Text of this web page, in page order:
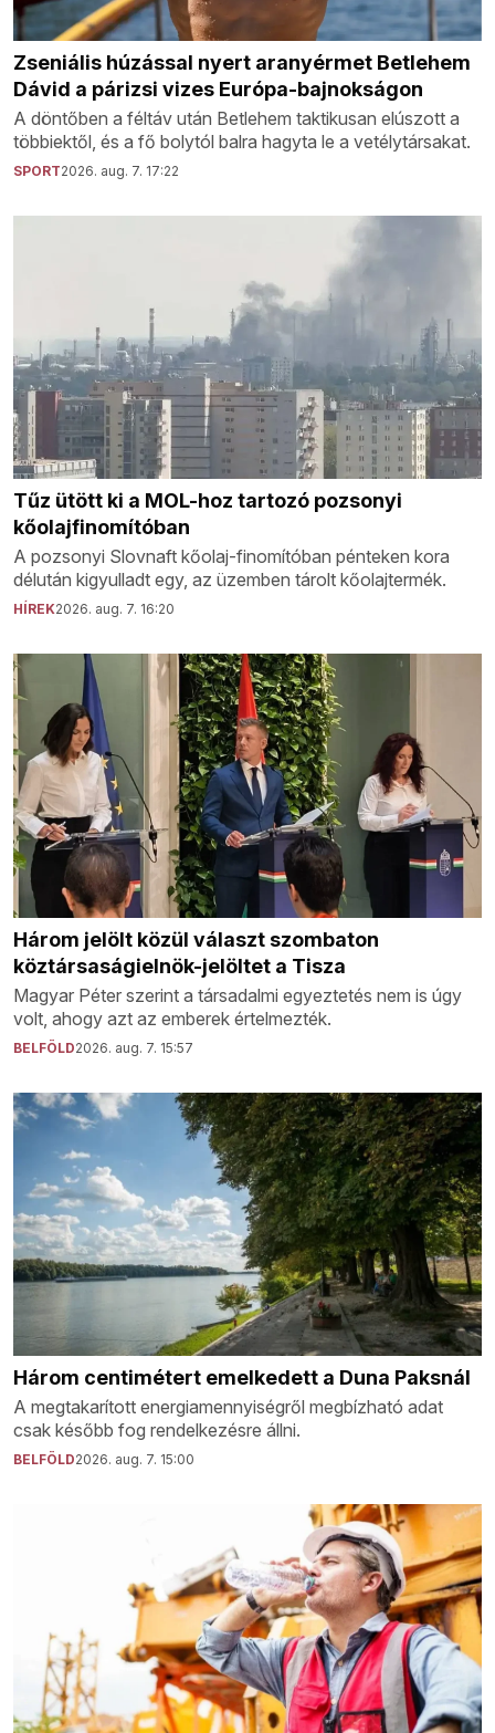
Zseniális húzással nyert aranyérmet Betlehem
Dávid a párizsi vizes Európa-bajnokságon
A döntőben a féltáv után Betlehem taktikusan elúszott a
többiektől, és a fő bolytól balra hagyta le a vetélytársakat.
SPORT2026. aug. 7. 17:22
Tűz ütött ki a MOL-hoz tartozó pozsonyi
kőolajfinomítóban
A pozsonyi Slovnaft kőolaj-finomítóban pénteken kora
délután kigyulladt egy, az üzemben tárolt kőolajtermék.
HÍREK2026. aug. 7. 16:20
Három jelölt közül választ szombaton
köztársaságielnök-jelöltet a Tisza
Magyar Péter szerint a társadalmi egyeztetés nem is úgy
volt, ahogy azt az emberek értelmezték.
BELFÖLD2026. aug. 7. 15:57
Három centimétert emelkedett a Duna Paksnál
A megtakarított energiamennyiségről megbízható adat
csak később fog rendelkezésre állni.
BELFÖLD2026. aug. 7. 15:00